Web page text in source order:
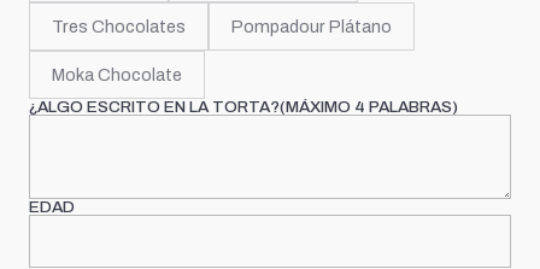
Tres Chocolates Pompadour Plátano
Moka Chocolate
¿ALGO ESCRITO EN LA TORTA?(MÁXIMO 4 PALABRAS)
EDAD